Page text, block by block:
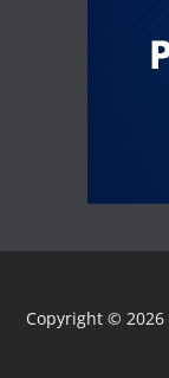
Copyright © 2026